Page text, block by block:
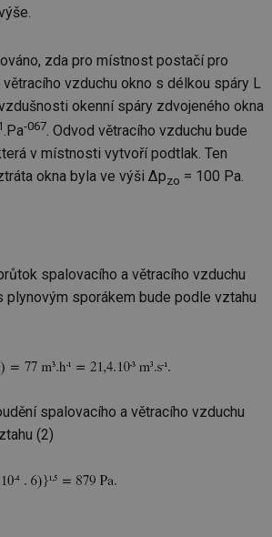
zda pro místnost postačí pro
vzduchu okno s délkou spáry L
okenní spáry zdvojeného okna
.Pa-067. Odvod větracího vzduchu bude
v místnosti vytvoří podtlak. Ten
okna byla ve výši Δpzo = 100 Pa.
spalovacího a větracího vzduchu
plynovým sporákem bude podle vztahu
spalovacího a větracího vzduchu
(2)